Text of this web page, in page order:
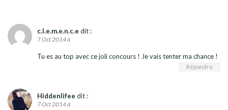
c.l.e.m.e.n.c.e dit :
7 Oct 2014 à
Tu es au top avec ce joli concours ! Je vais tenter ma chance !
Répondre
Hiddenlifee dit :
7 Oct 2014 à